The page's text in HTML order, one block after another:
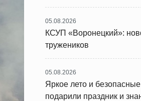
05.08.2026
КСУП «Воронецкий»:
тружеников
05.08.2026
Яркое лето и
подарили праздник и